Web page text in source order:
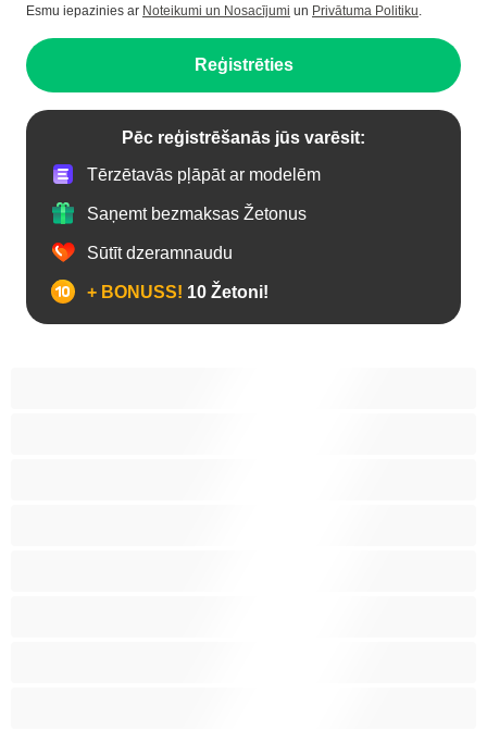
Esmu iepazinies ar Noteikumi un Nosacījumi un Privātuma Politiku.
Reģistrēties
Pēc reģistrēšanās jūs varēsit:
Tērzētavās pļāpāt ar modelēm
Saņemt bezmaksas Žetonus
Sūtīt dzeramnaudu
+ BONUSS! 10 Žetoni!